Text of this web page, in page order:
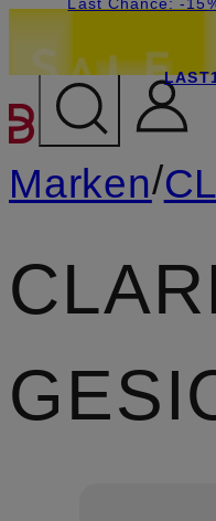
ZUM
Marken/